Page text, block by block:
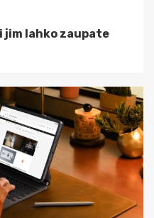
jim lahko zaupate